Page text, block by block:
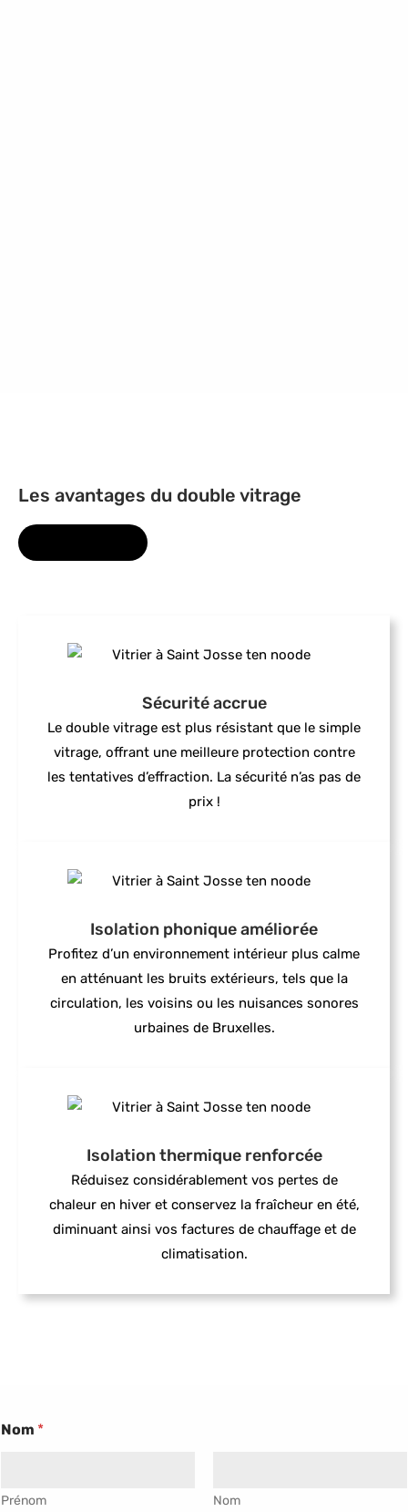
Les avantages du double vitrage
Sécurité accrue
Le double vitrage est plus résistant que le simple
vitrage, offrant une meilleure protection contre
les tentatives d’effraction. La sécurité n’as pas de
prix !
Isolation phonique améliorée
Profitez d’un environnement intérieur plus calme
en atténuant les bruits extérieurs, tels que la
circulation, les voisins ou les nuisances sonores
urbaines de Bruxelles.
Isolation thermique renforcée
Réduisez considérablement vos pertes de
chaleur en hiver et conservez la fraîcheur en été,
diminuant ainsi vos factures de chauffage et de
climatisation.
Nom *
Prénom Nom